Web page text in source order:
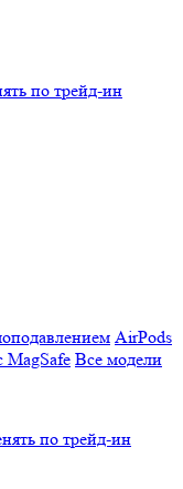
по трейд-ин
AirPods
MagSafe Все модели
по трейд-ин